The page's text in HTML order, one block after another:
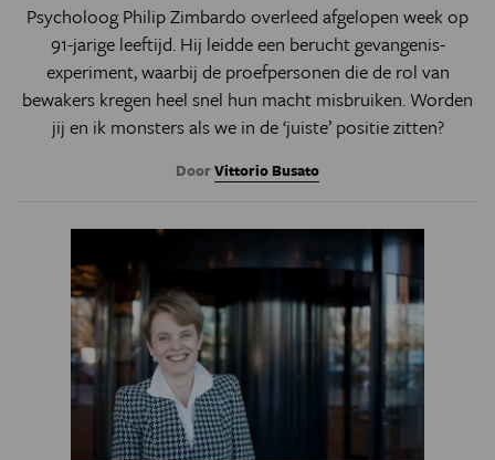
Psycholoog Philip Zimbardo overleed afgelopen week op
91-jarige leeftijd. Hij leidde een berucht gevangenis­
experiment, waarbij de proefpersonen die de rol van
bewakers kregen heel snel hun macht misbruiken. Worden
jij en ik monsters als we in de ‘juiste’ positie zitten?
DoorVittorio Busato